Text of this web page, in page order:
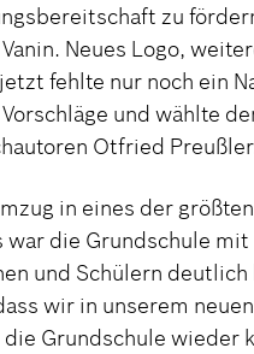
zu
Neues Logo,
fehlte nur noch ein
und wählte
Otfried
in eines der
war die Grundschule
und Schülern deutlich
wir in unserem
die Grundschule wieder